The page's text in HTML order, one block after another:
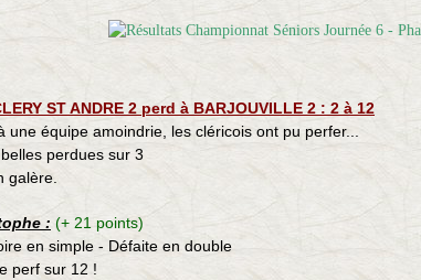
ST ANDRE 2 perd à BARJOUVILLE 2 : 2 à 12
une équipe amoindrie, les cléricois ont pu perfer...
perdues sur 3
galère.
: (+ 21 points)
en simple - Défaite en double
perf sur 12 !